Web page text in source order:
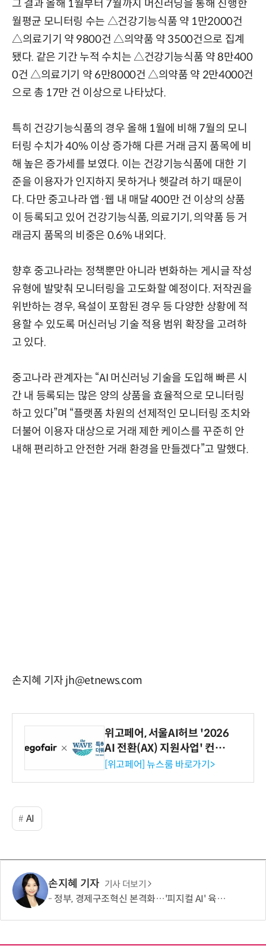
그 결과 올해 1월부터 7월까지 머신러닝을 통해 진행한
월평균 모니터링 수는 △건강기능식품 약 1만2000건
△의료기기 약 9800건 △의약품 약 3500건으로 집계
됐다. 같은 기간 누적 수치는 △건강기능식품 약 8만400
0건 △의료기기 약 6만8000건 △의약품 약 2만4000건
으로 총 17만 건 이상으로 나타났다.
특히 건강기능식품의 경우 올해 1월에 비해 7월의 모니
터링 수치가 40% 이상 증가해 다른 거래 금지 품목에 비
해 높은 증가세를 보였다. 이는 건강기능식품에 대한 기
준을 이용자가 인지하지 못하거나 헷갈려 하기 때문이
다. 다만 중고나라 앱·웹 내 매달 400만 건 이상의 상품
이 등록되고 있어 건강기능식품, 의료기기, 의약품 등 거
래금지 품목의 비중은 0.6% 내외다.
향후 중고나라는 정책뿐만 아니라 변화하는 게시글 작성
유형에 발맞춰 모니터링을 고도화할 예정이다. 저작권을
위반하는 경우, 욕설이 포함된 경우 등 다양한 상황에 적
용할 수 있도록 머신러닝 기술 적용 범위 확장을 고려하
고 있다.
중고나라 관계자는 “AI 머신러닝 기술을 도입해 빠른 시
간 내 등록되는 많은 양의 상품을 효율적으로 모니터링
하고 있다”며 “플랫폼 차원의 선제적인 모니터링 조치와
더불어 이용자 대상으로 거래 제한 케이스를 꾸준히 안
내해 편리하고 안전한 거래 환경을 만들겠다”고 말했다.
손지혜 기자 jh@etnews.com
위고페어, 서울AI허브 '2026
AI 전환(AX) 지원사업' 컨소
시엄 선정
[위고페어] 뉴스룸 바로가기>
AI
손지혜 기자 기사 더보기
정부, 경제구조혁신 본격화…'피지컬 AI' 육성·국가자산 관리체계 개편